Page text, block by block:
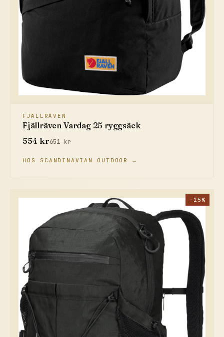
FJÄLLRÄVEN
Fjällräven Vardag 25 ryggsäck
554 kr651 kr
HOS SCANDINAVIAN OUTDOOR →
−15%